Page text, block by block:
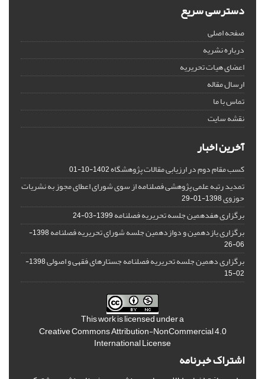
دسترسی سریع
صفحه اصلی
درباره نشریه
اعضای هیات تحریریه
ارسال مقاله
تماس با ما
نقشه سایت
آخرین اخبار
کسب مقام دوم در ارزیابی مقالات پژوهشگاه1402-10-01
تمدید رتبه علمی پژوهشی فصلنامه از سوی شورای اعطای مجوز به نشریات
حوزوی1398-01-29
برگزاری هفدهمین جلسه تحریریه فصلنامه1399-03-24
برگزاری یازدهمین و دوازدهمین جلسه شورای تحریریه فصلنامه
1398-
06-26
برگزاری دهمین جلسه تحریریه فصلنامه جستارهای فقهی و اصولی
1398-
02-15
This work is licensed under a
Creative Commons Attribution-NonCommercial 4.0
International License
اشتراک خبرنامه